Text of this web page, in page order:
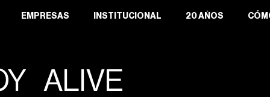
EMPRESAS INSTITUCIONAL 20 AÑOS
ALIVE